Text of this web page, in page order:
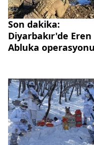
Son dakika:
Diyarbakır'de Eren
Abluka